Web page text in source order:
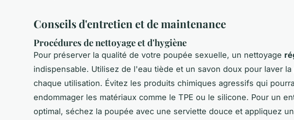
Conseils d'entretien et de maintenance
Procédures de nettoyage et d'hygiène
Pour préserver la qualité de votre poupée sexuelle, un nettoyage
indispensable. Utilisez de l'eau tiède et un savon doux pour laver la
chaque utilisation. Évitez les produits chimiques agressifs qui
endommager les matériaux comme le TPE ou le silicone. Pour un
optimal, séchez la poupée avec une serviette douce et appliquez